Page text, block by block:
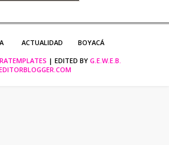
ACTUALIDAD
BOYACÁ
| EDITED BY G.E.W.E.B.